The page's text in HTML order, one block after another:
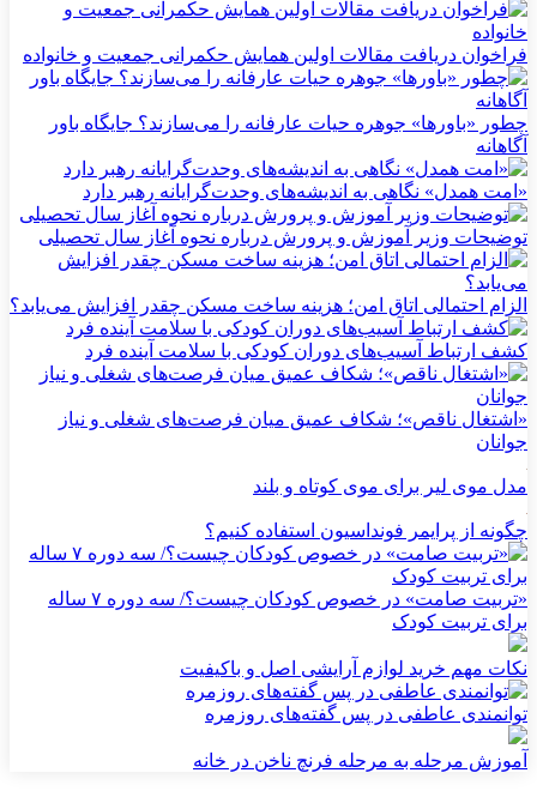
فراخوان دریافت مقالات اولین همایش حکمرانی جمعیت و خانواده
چطور «باورها» جوهره حیات عارفانه را می‌سازند؟ جایگاه باور
آگاهانه
«امت همدل» نگاهی به اندیشه‌های وحدت‌گرایانه رهبر دارد
توضیحات وزیر آموزش و پرورش درباره نحوه آغاز سال تحصیلی
الزام احتمالی اتاق امن؛ هزینه ساخت مسکن چقدر افزایش می‌یابد؟
کشف ارتباط آسیب‌های دوران کودکی با سلامت آینده فرد
«اشتغال ناقص»؛ شکاف عمیق میان فرصت‌های شغلی و نیاز
جوانان
مدل موی لیر برای موی کوتاه و بلند
چگونه از پرایمر فونداسیون استفاده کنیم؟
«تربیت صامت» در خصوص کودکان چیست؟/ سه دوره ۷ ساله
برای تربیت کودک
نکات مهم خرید لوازم آرایشی اصل و باکیفیت
توانمندی عاطفی در پس گفته‌های روزمره
آموزش مرحله به مرحله فرنچ ناخن در خانه